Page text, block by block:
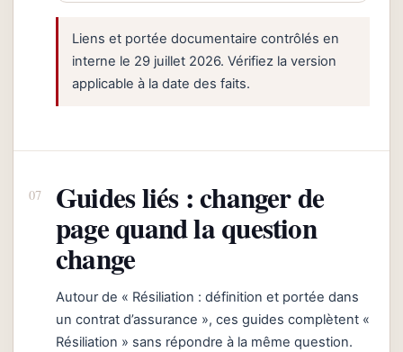
Liens et portée documentaire contrôlés en
interne le 29 juillet 2026. Vérifiez la version
applicable à la date des faits.
Guides liés : changer de
page quand la question
change
Autour de « Résiliation : définition et portée dans
un contrat d’assurance », ces guides complètent «
Résiliation » sans répondre à la même question.